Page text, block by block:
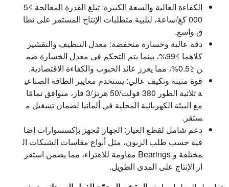
الكفاءة العالية والسعة الكبيرة: تبلغ القدرة المعالجة ≥5
000 كغ/ساعة، لتلبية متطلبات الإنتاج المستمر على نطا
ق واسع.
دقة عالية وخسارة منخفضة: معدل التنظيف والتقشير
كلاهما ≥99%، بينما يتم التحكم في معدل الخسارة ضم
ن ≤0.5%، مما يعزز عائد الحبوب والكفاءة الاقتصادية.
قوة متينة وتكيف عالي: يستخدم معايير الطاقة الصناعي
ة ثلاثية الطور 380 فولت/50 هرتز/3 فاز، متوافق تمامًا
مع البيئة الكهربائية المحلية في ألمانيا لضمان تشغيل م
ستقر.
دعم شامل لقطع الغيار: الجهاز مُجهز بإكسسوارات إضا
فية حسب طلب الزبون، مثل أنواع مقاسات الشبكات ال
مختلفة و Bearings مقاومة للاهتراء، مما يضمن استقر
ار الإنتاج على المدى الطويل.